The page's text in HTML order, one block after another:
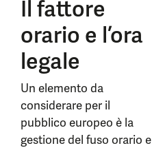
Il fattore
orario e l’ora
legale
Un elemento da
considerare per il
pubblico europeo è la
gestione del fuso orario e